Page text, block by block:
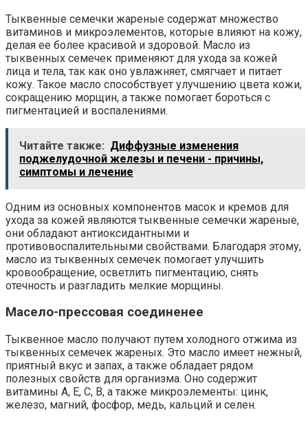
Тыквенные семечки жареные содержат множество
витаминов и микроэлементов, которые влияют на кожу,
делая ее более красивой и здоровой. Масло из
тыквенных семечек применяют для ухода за кожей
лица и тела, так как оно увлажняет, смягчает и питает
кожу. Такое масло способствует улучшению цвета кожи,
сокращению морщин, а также помогает бороться с
пигментацией и воспалениями.
Читайте также: Диффузные изменения
поджелудочной железы и печени - причины,
симптомы и лечение
Одним из основных компонентов масок и кремов для
ухода за кожей являются тыквенные семечки жареные,
они обладают антиоксидантными и
противовоспалительными свойствами. Благодаря этому,
масло из тыквенных семечек помогает улучшить
кровообращение, осветлить пигментацию, снять
отечность и разгладить мелкие морщины.
Масело-прессовая соединенее
Тыквенное масло получают путем холодного отжима из
тыквенных семечек жареных. Это масло имеет нежный,
приятный вкус и запах, а также обладает рядом
полезных свойств для организма. Оно содержит
витамины А, Е, С, В, а также микроэлементы: цинк,
железо, магний, фосфор, медь, кальций и селен.